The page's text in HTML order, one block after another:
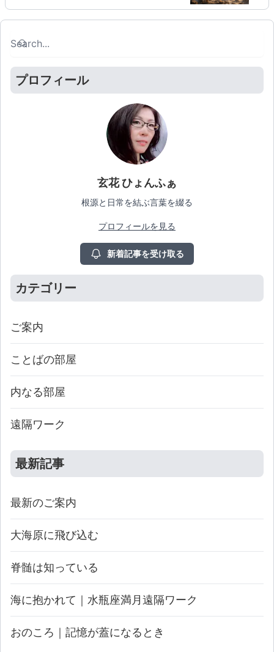
Search
Search
プロフィール
玄花 ひょんふぁ
根源と日常を結ぶ言葉を綴る
プロフィールを見る
新着記事を受け取る
カテゴリー
ご案内
ことばの部屋
内なる部屋
遠隔ワーク
最新記事
最新のご案内
大海原に飛び込む
脊髄は知っている
海に抱かれて｜水瓶座満月遠隔ワーク
おのころ｜記憶が蓋になるとき